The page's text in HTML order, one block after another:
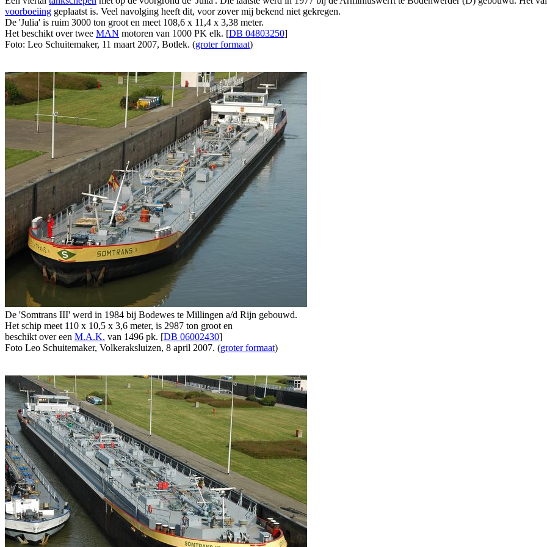
voorboeiing geplaatst is. Veel navolging heeft dit, voor zover mij bekend niet gekregen.
De 'Julia' is ruim 3000 ton groot en meet 108,6 x 11,4 x 3,38 meter.
Het beschikt over twee MAN motoren van 1000 PK elk. [DB 04803250]
Foto: Leo Schuitemaker, 11 maart 2007, Botlek. (groter formaat)
De 'Somtrans III' werd in 1984 bij Bodewes te Millingen a/d Rijn gebouwd.
Het schip meet 110 x 10,5 x 3,6 meter, is 2987 ton groot en
beschikt over een M.A.K. van 1496 pk. [DB 06002430]
Foto Leo Schuitemaker, Volkeraksluizen, 8 april 2007. (groter formaat)